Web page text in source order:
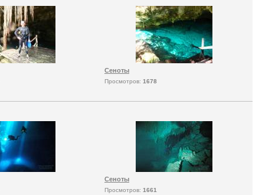
Сеноты
Просмотров: 1678
Сеноты
Просмотров: 1661